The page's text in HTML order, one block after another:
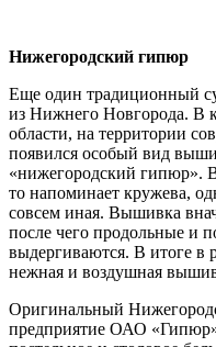
Нижегородский гипюр
Еще один традиционный
из Нижнего Новгорода. В
области, на территории
появился особый вид
«нижегородский гипюр».
то напоминает кружева,
совсем иная. Вышивка
после чего продольные и
выдергиваются. В итоге в
нежная и воздушная
Оригинальный
предприятие ОАО